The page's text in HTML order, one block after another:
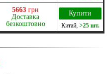
5663 грн
Доставка
безкоштовно
Купити
Китай, >25 шт.